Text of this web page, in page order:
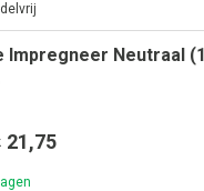
Impregneer Neutraal (1
21,75